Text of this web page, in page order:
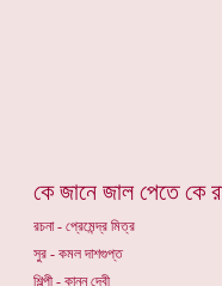
কে জানে জাল পেতে কে
রচনা - প্রেমেন্দ্র মিত্র
সুর - কমল দাশগুপ্ত
শিল্পী - কানন দেবী